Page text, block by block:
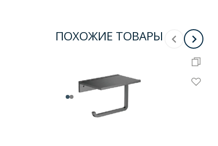
ПОХОЖИЕ ТОВАРЫ